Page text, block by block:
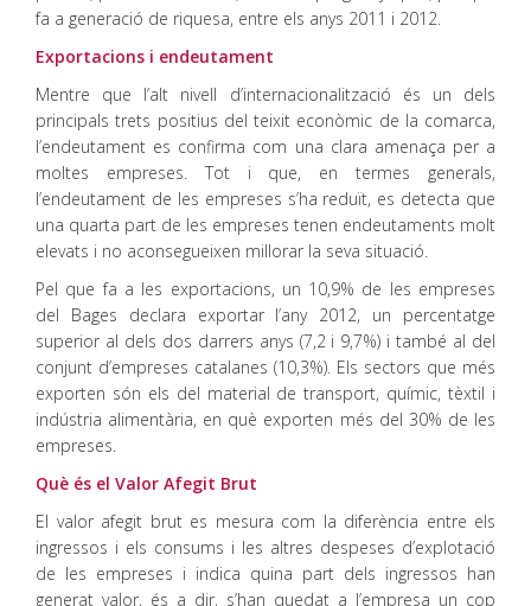
fa a generació de riquesa, entre els anys 2011 i 2012.
Exportacions i endeutament
Mentre que l’alt nivell d’internacionalització és un dels
principals trets positius del teixit econòmic de la comarca,
l’endeutament es confirma com una clara amenaça per a
moltes empreses. Tot i que, en termes generals,
l’endeutament de les empreses s’ha reduït, es detecta que
una quarta part de les empreses tenen endeutaments molt
elevats i no aconsegueixen millorar la seva situació.
Pel que fa a les exportacions, un 10,9% de les empreses
del Bages declara exportar l’any 2012, un percentatge
superior al dels dos darrers anys (7,2 i 9,7%) i també al del
conjunt d’empreses catalanes (10,3%). Els sectors que més
exporten són els del material de transport, químic, tèxtil i
indústria alimentària, en què exporten més del 30% de les
empreses.
Què és el Valor Afegit Brut
El valor afegit brut es mesura com la diferència entre els
ingressos i els consums i les altres despeses d’explotació
de les empreses i indica quina part dels ingressos han
generat valor, és a dir, s’han quedat a l’empresa un cop